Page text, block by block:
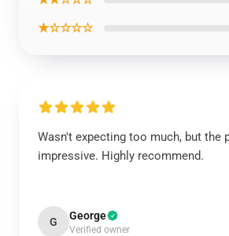
★☆☆☆☆
Wasn't expecting too much, but the
impressive. Highly recommend.
G George
Verified owner